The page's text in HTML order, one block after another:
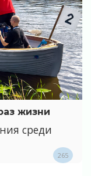
жизни
среди
265